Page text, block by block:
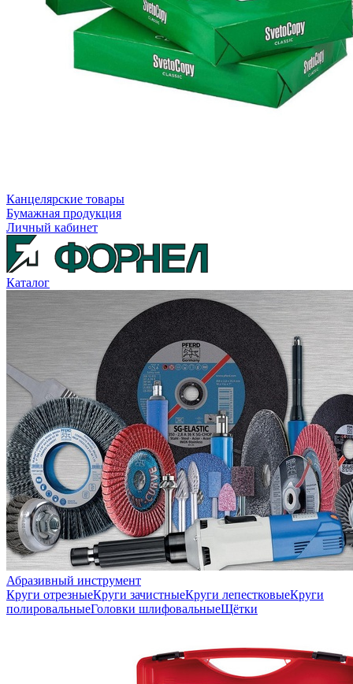
Канцелярские товары
Бумажная продукция
Личный кабинет
Каталог
Абразивный инструмент
Круги отрезныеКруги зачистныеКруги лепестковыеКруги
полировальныеГоловки шлифовальныеЩётки